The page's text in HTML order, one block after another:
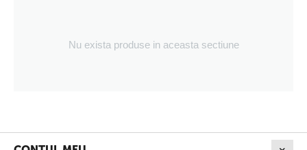
Nu exista produse in aceasta sectiune